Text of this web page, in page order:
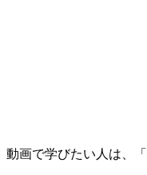
動画で学びたい人は、「